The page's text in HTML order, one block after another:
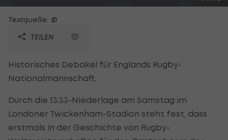
Textquelle: ©
TEILEN
Historisches Debakel für Englands Rugby-
Nationalmannschaft.
Durch die 13:33-Niederlage am Samstag im
Londoner Twickenham-Stadion steht fest, dass
erstmals in der Geschichte von Rugby-